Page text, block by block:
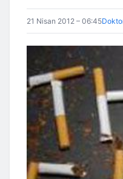
21 Nisan 2012 – 06:45